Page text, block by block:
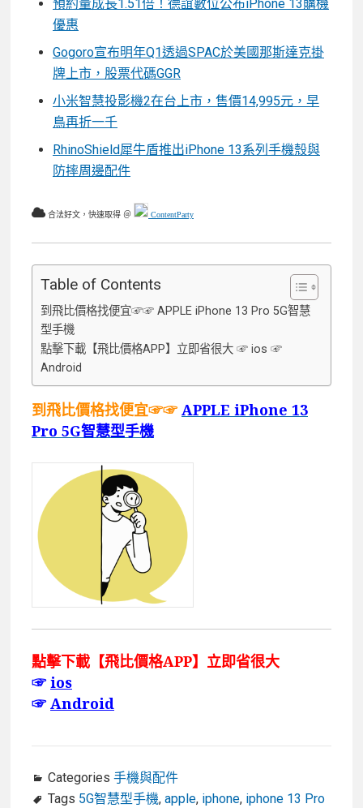
預約量成長1.51倍！德誼數位公布iPhone 13購機
優惠
Gogoro宣布明年Q1透過SPAC於美國那斯達克掛
牌上市，股票代碼GGR
小米智慧投影機2在台上市，售價14,995元，早
鳥再折一千
RhinoShield犀牛盾推出iPhone 13系列手機殼與
防摔周邊配件
合法好文，快速取得 ＠ ContentParty
Table of Contents
到飛比價格找便宜☞☞ APPLE iPhone 13 Pro 5G智慧
型手機
點擊下載【飛比價格APP】立即省很大 ☞ ios ☞
Android
到飛比價格找便宜☞☞ APPLE iPhone 13
Pro 5G智慧型手機
點擊下載【飛比價格APP】立即省很大
☞ios
☞Android
Categories 手機與配件
Tags 5G智慧型手機, apple, iphone, iphone 13 Pro